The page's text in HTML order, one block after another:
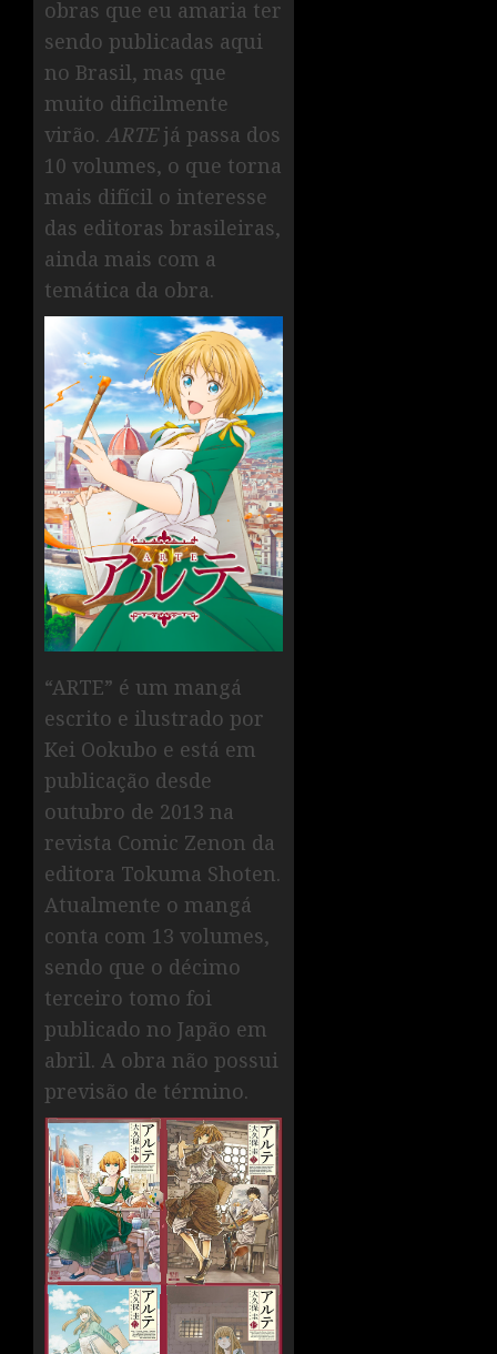
obras que eu amaria ter
sendo publicadas aqui
no Brasil, mas que
muito dificilmente
virão. ARTEjá passa dos
10 volumes, o que torna
mais difícil o interesse
das editoras brasileiras,
ainda mais com a
temática da obra.
“ARTE” é um mangá
escrito e ilustrado por
Kei Ookubo e está em
publicação desde
outubro de 2013 na
revista Comic Zenon da
editora Tokuma Shoten.
Atualmente o mangá
conta com 13 volumes,
sendo que o décimo
terceiro tomo foi
publicado no Japão em
abril. A obra não possui
previsão de término.